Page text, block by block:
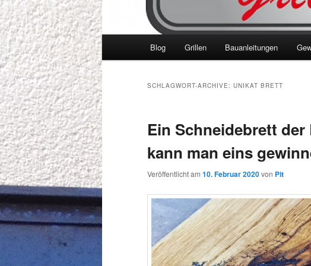
Blog Grillen Bauanleitungen
SCHLAGWORT-ARCHIVE: UNIKAT BRETT
Ein Schneidebrett der
kann man eins
Veröffentlicht am 10. Februar 2020von Pit